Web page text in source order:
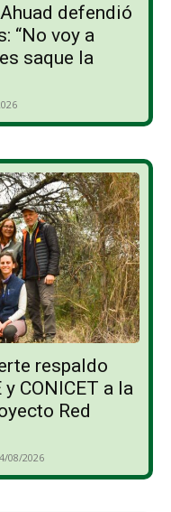
defendió
“No voy a
saque la
respaldo
CONICET a la
Red
08/2026